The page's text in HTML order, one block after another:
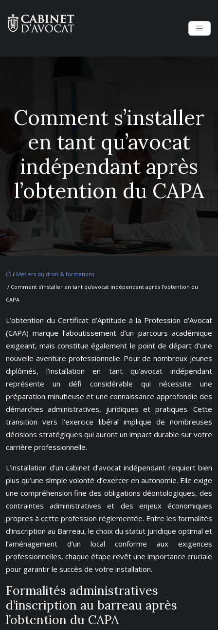
Comment s’installer
en tant qu’avocat
indépendant après
l’obtention du CAPA
/ Métiers du droit & formations
/ Comment s’installer en tant qu’avocat indépendant après l’obtention du
CAPA
L’obtention du Certificat d’Aptitude à la Profession d’Avocat
(CAPA) marque l’aboutissement d’un parcours académique
exigeant, mais constitue également le point de départ d’une
nouvelle aventure professionnelle. Pour de nombreux jeunes
diplômés, l’installation en tant qu’avocat indépendant
représente un défi considérable qui nécessite une
préparation minutieuse et une connaissance approfondie des
démarches administratives, juridiques et pratiques. Cette
transition vers l’exercice libéral implique de nombreuses
décisions stratégiques qui auront un impact durable sur votre
carrière professionnelle.
L’installation d’un cabinet d’avocat indépendant requiert bien
plus qu’une simple volonté d’exercer en autonomie. Elle exige
une compréhension fine des obligations déontologiques, des
contraintes administratives et des enjeux économiques
propres à cette profession réglementée. Entre les formalités
d’inscription au Barreau, le choix du statut juridique optimal et
l’aménagement d’un local conforme aux exigences
professionnelles, chaque étape revêt une importance cruciale
pour garantir le succès de votre installation.
Formalités administratives
d’inscription au barreau après
l’obtention du CAPA